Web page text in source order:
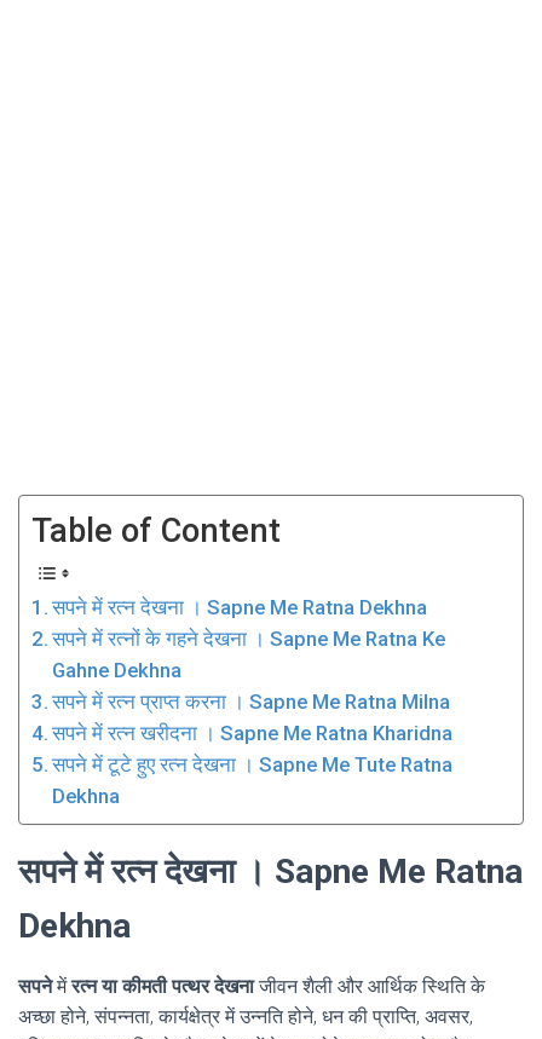
Table of Content
सपने में रत्न देखना । Sapne Me Ratna Dekhna
सपने में रत्नों के गहने देखना । Sapne Me Ratna Ke
Gahne Dekhna
सपने में रत्न प्राप्त करना । Sapne Me Ratna Milna
सपने में रत्न खरीदना । Sapne Me Ratna Kharidna
सपने में टूटे हुए रत्न देखना । Sapne Me Tute Ratna
Dekhna
सपने में रत्न देखना । Sapne Me Ratna
Dekhna
सपनेमेंरत्न या कीमती पत्थर देखनाजीवन शैली और आर्थिक स्थिति के
अच्छा होने, संपन्नता, कार्यक्षेत्र में उन्नति होने, धन की प्राप्ति, अवसर,